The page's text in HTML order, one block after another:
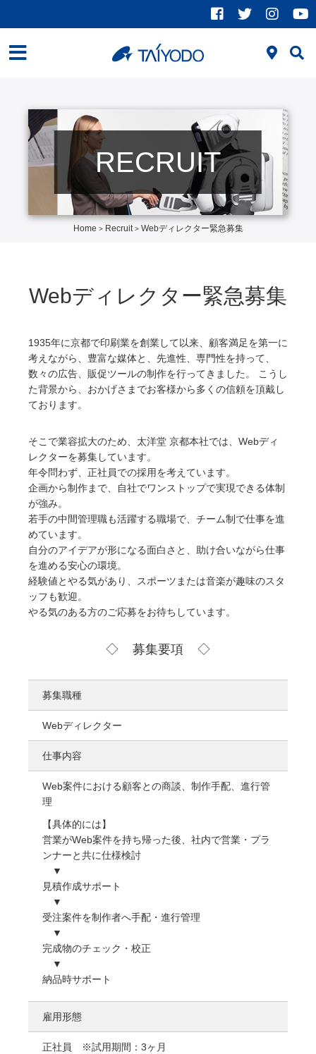
RECRUIT
Home > Recruit> Webディレクター緊急募集
Webディレクター緊急募集
1935年に京都で印刷業を創業して以来、顧客満足を第一に
考えながら、豊富な媒体と、先進性、専門性を持って、
数々の広告、販促ツールの制作を行ってきました。 こうし
た背景から、おかげさまでお客様から多くの信頼を頂戴し
ております。
そこで業容拡大のため、太洋堂 京都本社では、Webディ
レクターを募集しています。
年令問わず、正社員での採用を考えています。
企画から制作まで、自社でワンストップで実現できる体制
が強み。
若手の中間管理職も活躍する職場で、チーム制で仕事を進
めています。
自分のアイデアが形になる面白さと、助け合いながら仕事
を進める安心の環境。
経験値とやる気があり、スポーツまたは音楽が趣味のスタ
ッフも歓迎。
やる気のある方のご応募をお待ちしています。
募集要項
募集職種
Webディレクター
仕事内容
Web案件における顧客との商談、制作手配、進行管
理
【具体的には】
営業がWeb案件を持ち帰った後、社内で営業・プラ
ンナーと共に仕様検討
▼
見積作成サポート
▼
受注案件を制作者へ手配・進行管理
▼
完成物のチェック・校正
▼
納品時サポート
雇用形態
正社員 ※試用期間：3ヶ月